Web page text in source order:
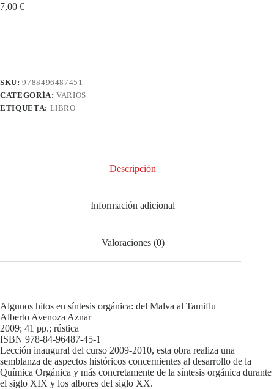
7,00 €
SKU:9788496487451
CATEGORÍA:VARIOS
ETIQUETA: LIBRO
Descripción
Información adicional
Valoraciones (0)
Algunos hitos en síntesis orgánica: del Malva al Tamiflu
Alberto Avenoza Aznar
2009; 41 pp.; rústica
ISBN 978-84-96487-45-1
Lección inaugural del curso 2009-2010, esta obra realiza una
semblanza de aspectos históricos concernientes al desarrollo de la
Química Orgánica y más concretamente de la síntesis orgánica durante
el siglo XIX y los albores del siglo XX.